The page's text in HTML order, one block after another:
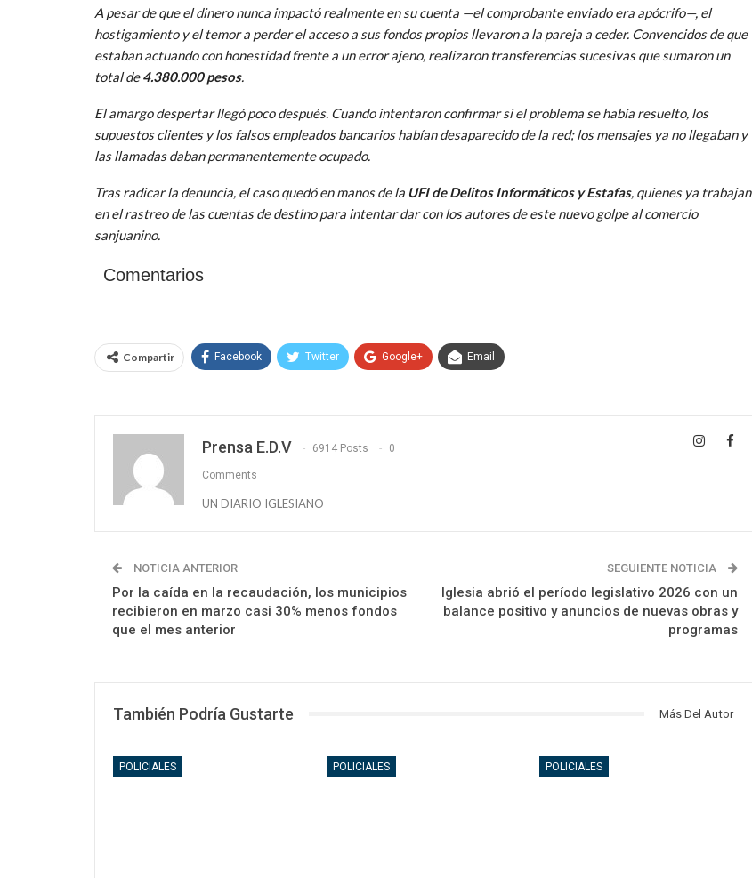
A pesar de que el dinero nunca impactó realmente en su cuenta —el comprobante enviado era apócrifo—, el
hostigamiento y el temor a perder el acceso a sus fondos propios llevaron a la pareja a ceder. Convencidos de que
estaban actuando con honestidad frente a un error ajeno, realizaron transferencias sucesivas que sumaron un
total de4.380.000 pesos.
El amargo despertar llegó poco después. Cuando intentaron confirmar si el problema se había resuelto, los
supuestos clientes y los falsos empleados bancarios habían desaparecido de la red; los mensajes ya no llegaban y
las llamadas daban permanentemente ocupado.
Tras radicar la denuncia, el caso quedó en manos de la UFI de Delitos Informáticos y Estafas, quienes ya trabajan
en el rastreo de las cuentas de destino para intentar dar con los autores de este nuevo golpe al comercio
sanjuanino.
Comentarios
Compartir Facebook Twitter Google+ Email
Prensa E.D.V 6914 Posts 0
Comments
UN DIARIO IGLESIANO
NOTICIA ANTERIOR
Por la caída en la recaudación, los municipios
recibieron en marzo casi 30% menos fondos
que el mes anterior
SEGUIENTE NOTICIA
Iglesia abrió el período legislativo 2026 con un
balance positivo y anuncios de nuevas obras y
programas
También Podría Gustarte Más Del Autor
POLICIALES POLICIALES POLICIALES